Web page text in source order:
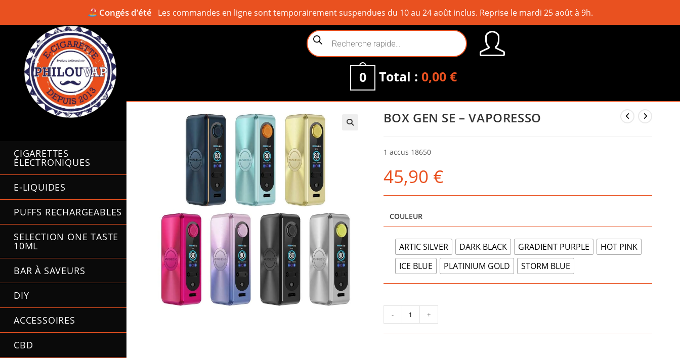
Congés d’été Les commandes en ligne sont temporairement suspendues du 10 au 24 août inclus. Reprise le mardi 25 août à 9h.
Recherche
de
0 Total : 0,00 €
CIGARETTES
ÉLECTRONIQUES
E-LIQUIDES
PUFFS RECHARGEABLES
SELECTION ONE TASTE
10ML
BAR À SAVEURS
DIY
ACCESSOIRES
CBD
BOX GEN SE – VAPORESSO
1 accus 18650
45,90 €
COULEUR
ARTIC SILVER DARK BLACK GRADIENT PURPLE
HOT PINK
ICE BLUE
PLATINIUM GOLD STORM BLUE
quantité
de
BOX
- +